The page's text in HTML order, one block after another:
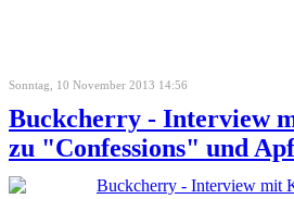
Sonntag, 10 November 2013 14:56
Buckcherry - Interview
zu "Confessions" und